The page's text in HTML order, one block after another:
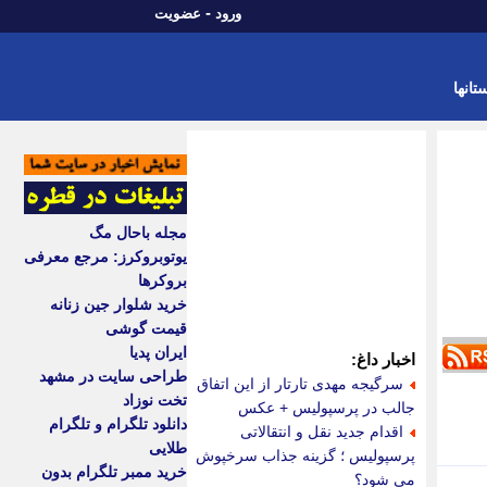
ورود - عضویت
اخبار داغ:
سرگیجه مهدی تارتار از این اتفاق
جالب در پرسپولیس + عکس
اقدام جدید نقل و انتقالاتی
پرسپولیس ؛ گزینه جذاب سرخپوش
می شود؟
مجله باحال مگ
یوتوبروکرز: مرجع معرفی
بروکرها
خرید شلوار جین زنانه
قیمت گوشی
ایران پدیا
طراحی سایت در مشهد
تخت نوزاد
دانلود تلگرام و تلگرام
طلایی
خرید ممبر تلگرام بدون